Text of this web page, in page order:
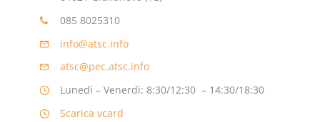
085 8025310
info@atsc.info
atsc@pec.atsc.info
Lunedì – Venerdì: 8:30/12:30 – 14:30/18:30
Scarica vcard